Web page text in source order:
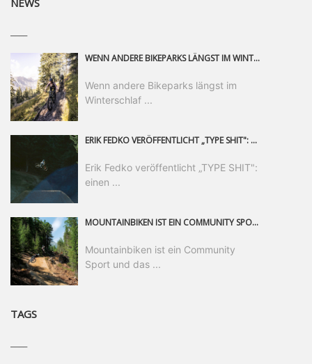
NEWS
WENN ANDERE BIKEPARKS LÄNGST IM WINTERSCHLAF SIND, IST MAN IN SAALFELDEN LEOGANG IMMER NOCH AM MOUNTAINBIKEN. IST DER HERBST DIE SCHÖNSTE ZEIT DES JAHRES? AUF DEN TRAILS RUND UM SAALFELDEN LEOGANG UND IM EPIC BIKEPARK LEOGANG IST ER DAS AUF JEDEN FALL – UND DIE GEFÜHLT DIE LÄNGSTE NOCH DAZU. NOCH BIS MINDESTENS 8. NOVEMBER STEHT DAS PINZGAUER MOUNTAINBIKE-PARADIES ALLEN RIDERN OFFEN, DIE EINFACH NICHT GENUG KRIEGEN KÖNNEN. DABEI HÄLT DIE GOLDENE JAHRESZEIT IN SAALFELDEN LEOGANG WEIT MEHR ALS LINES, TRAILS UND HERBSTPANORAMEN BEREIT: MIT DEM BIKE FESTIVAL, VERSCHIEDENEN LADIES SHRED EVENTS UND EINEM DIE GESAMTE SAISON ANDAUERNDEN PHOTO CONTEST ZUM 25-JÄHRIGEN BIKEPARK-JUBILÄUM GIBT ES RUND UM ÖSTERREICHS ÄLTESTEN BIKEPARK EINIGES ZU ERLEBEN.
Wenn andere Bikeparks längst im
Winterschlaf ...
ERIK FEDKO VERÖFFENTLICHT „TYPE SHIT": EINEN 23-MINÜTIGEN MOUNTAINBIKE-FILM, ÜBER DREI JAHRE RUND UM DIE WELT GEDREHT. ZEITGLEICH LAUNCHT ER DIE GLEICHNAMIGE KOLLEKTION SEINER BRAND TYPE. EIN SEGMENT DES FILMS ERSCHEINT SEPARAT AUF RED BULL BIKE.
Erik Fedko veröffentlicht „TYPE SHIT":
einen ...
MOUNTAINBIKEN IST EIN COMMUNITY SPORT UND DAS BEWEIST SICH IN DER BIKE REPUBLIC SÖLDEN GERADE EINDRUCKSVOLL AUF ALLEN LEVELN. FREERIDE PROFI, SHAPERIN UND FRISCH GEWÄHLTE SWATCH NINES MVP VERO SANDLER IST BEGEISTERT VON DER VIELFALT DER BIKE DESTINATION, DER NEUEN JUMPLINE UND PLÄDIERT FÜR MUT BEI (FRAUEN) COMMUNITIES. VERO UND IHR VERLOBTER SAM HODGES VERBRINGEN MEHRERE MONATE IN DER BIKE REPUBLIC UND LASSEN UNS DARAN TEILHABEN. UM COMMUNITY GEHT ES AUCH BEI DER PARTNERSCHAFT ZWISCHEN SÖLDEN UND DEM NEUEN RIDERS PARK DONOVALY IN DER SLOWAKEI: DER DORTIGE TOURISMUSDIREKTOR JIRI PEC IST ÜBERZEUGT: VON MEHR BIKEPARKS PROFITIERT DIE GANZE MTB-SZENE – UND MIT DOMINIK LINSER, GESCHÄFTSFÜHRER DER BRS, HAT ER DAMIT DEN PERFEKTEN PARTNER GEFUNDEN.
Mountainbiken ist ein Community
Sport und das ...
TAGS